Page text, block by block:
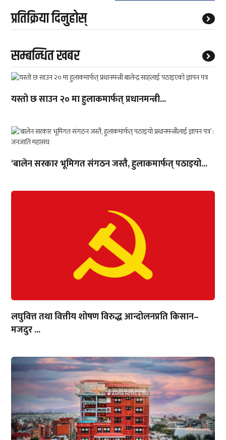
प्रतिक्रिया दिनुहोस्
सम्बन्धित खबर
यस्तो छ साउन २० मा हुलाकमार्फत् प्रधानमन्त्री...
‘बालेन सरकार भूमिगत संगठन जस्तै, हुलाकमार्फत् पठाइयो...
लघुवित्त तथा वित्तीय शोषण विरुद्ध आन्दोलनप्रति किसान–
मजदुर ...